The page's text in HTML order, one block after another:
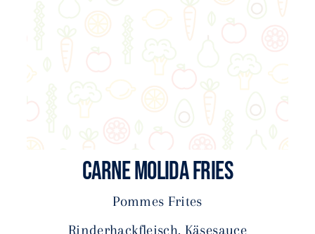
CARNE MOLIDA FRIES
Pommes Frites
Rinderhackfleisch, Käsesauce